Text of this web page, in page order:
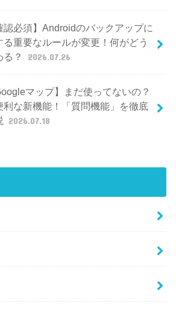
認必須】Androidのバックアップに
る重要なルールが変更！何がどう
る？
2026.07.26
マップ】まだ使ってないの？
利な新機能！「質問機能」を徹底
2026.07.18